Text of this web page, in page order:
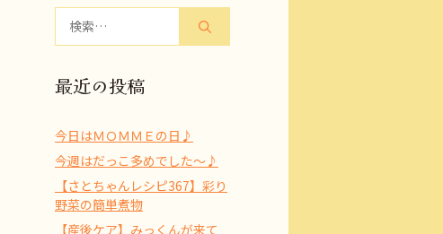
最近の投稿
今日はＭＯＭＭＥの日♪
今週はだっこ多めでした～♪
【さとちゃんレシピ367】彩り
野菜の簡単煮物
【産後ケア】みっくんが来て